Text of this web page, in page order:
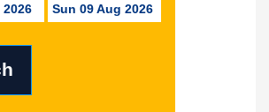
2026 Sun 09 Aug 2026